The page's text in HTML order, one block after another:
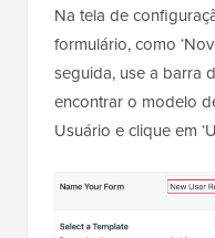
Na tela de
formulário, como
seguida, use a barra
encontrar o modelo
Usuário e clique em